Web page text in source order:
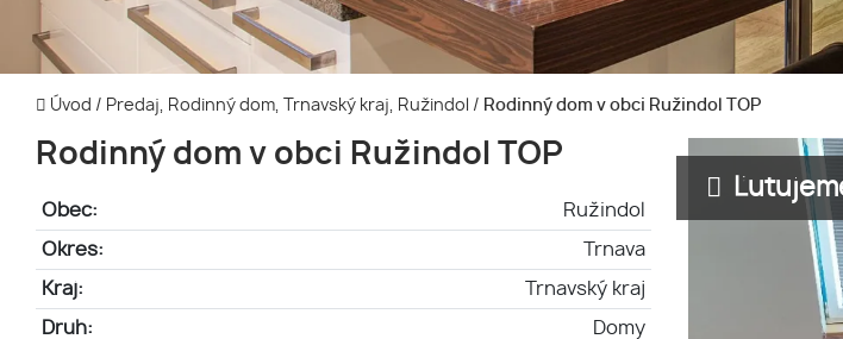
Úvod / Predaj, Rodinný dom, Trnavský kraj, Ružindol / Rodinný dom v obci Ružindol TOP
Rodinný dom v obci Ružindol TOP
Obec: Ružindol
Okres: Trnava
Kraj: Trnavský kraj
Druh: Domy